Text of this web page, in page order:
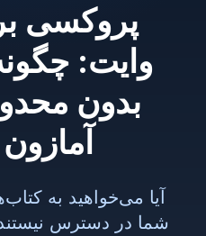
پروکسی
وایت:
بدون
آیا می‌خواهید به
شما در دسترس